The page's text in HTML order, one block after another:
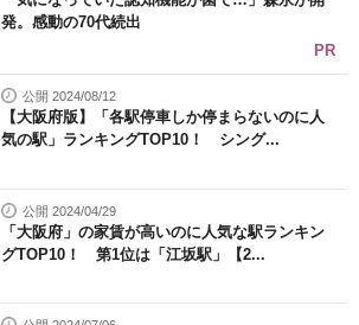
発。感動の70代続出
PR
公開 2024/08/12
【大阪府版】「各駅停車しか停まらないのに人
気の駅」ランキングTOP10！ シング...
公開 2024/04/29
「大阪府」の家賃が高いのに人気な駅ランキン
グTOP10！ 第1位は「江坂駅」【2...